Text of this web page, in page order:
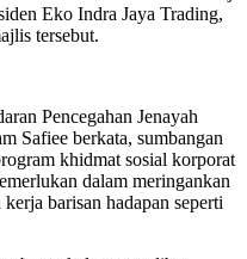
Eko Indra Jaya Trading,
tersebut.
Pencegahan Jenayah
Safiee berkata, sumbangan
khidmat sosial korporat
dalam meringankan
barisan hadapan seperti